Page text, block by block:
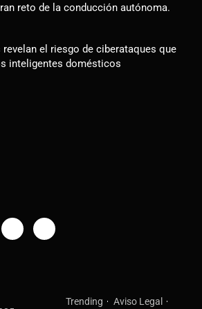
reto de la conducción autónoma.
el riesgo de ciberataques que
inteligentes domésticos
Trending Aviso Legal